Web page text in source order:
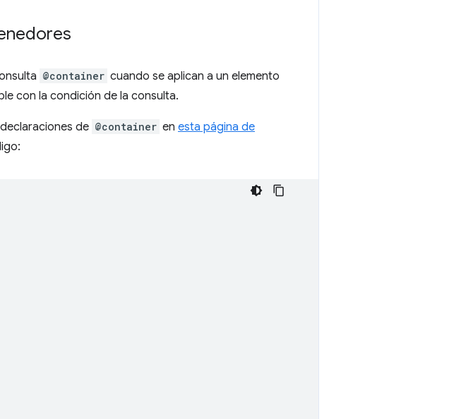
@container cuando se aplican a un elemento
con la condición de la consulta.
de @container en esta página de